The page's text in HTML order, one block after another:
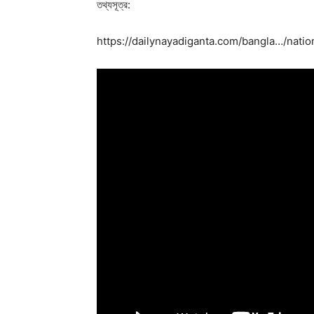
তথ্যসূত্র:
https://dailynayadiganta.com/bangla…/